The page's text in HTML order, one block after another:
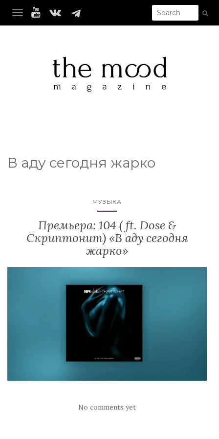
TOGGLE NAVIGATION
В аду сегодня жарко
МУЗЫКА
Премьера: 104 ( ft. Dose &
Скриптонит) «В аду сегодня
жарко»
No comments yet